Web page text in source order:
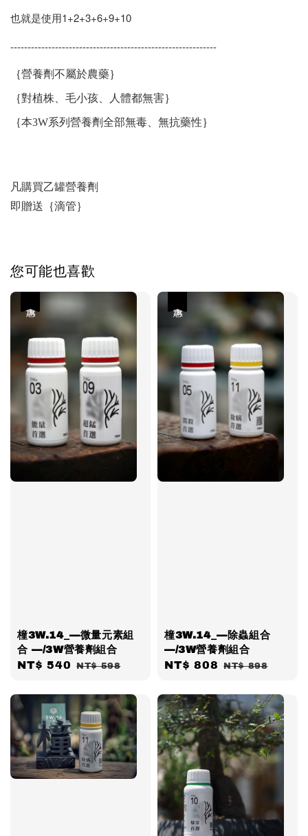
也就是使用1+2+3+6+9+10
------------------------------------------------------------
｛營養劑不屬於農藥｝
｛對植株、毛小孩、人體都無害｝
｛本3W系列營養劑全部無毒、無抗藥性｝
凡購買乙罐營養劑
即贈送｛滴管｝
您可能也喜歡
橦3W.14_—微量元素組
合 —/3W營養劑組合
Sale
NT$ 540 Regular
NT$ 598
橦3W.14_—除蟲組合
—/3W營養劑組合
Sale
NT$ 808 Regular
NT$ 898